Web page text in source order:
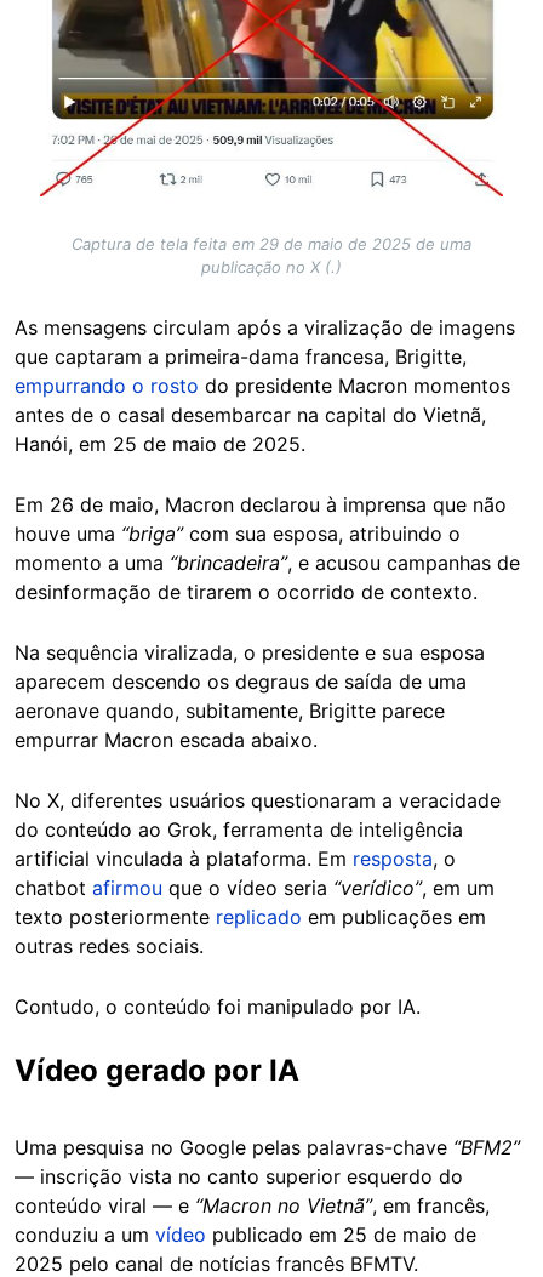
Captura de tela feita em 29 de maio de 2025 de uma
publicação no X (.)
As mensagens circulam após a viralização de imagens
que captaram a primeira-dama francesa, Brigitte,
empurrando o rosto do presidente Macron momentos
antes de o casal desembarcar na capital do Vietnã,
Hanói, em 25 de maio de 2025.
Em 26 de maio, Macron declarou à imprensa que não
houve uma “briga”com sua esposa, atribuindo o
momento a uma “brincadeira”, e acusou campanhas de
desinformação de tirarem o ocorrido de contexto.
Na sequência viralizada, o presidente e sua esposa
aparecem descendo os degraus de saída de uma
aeronave quando, subitamente, Brigitte parece
empurrar Macron escada abaixo.
No X, diferentes usuários questionaram a veracidade
do conteúdo ao Grok, ferramenta de inteligência
artificial vinculada à plataforma. Em resposta, o
chatbot afirmou que o vídeo seria “verídico”, em um
texto posteriormente replicado em publicações em
outras redes sociais.
Contudo, o conteúdo foi manipulado por IA.
Vídeo gerado por IA
Uma pesquisa no Google pelas palavras-chave “BFM2”
— inscrição vista no canto superior esquerdo do
conteúdo viral — e “Macron no Vietnã”, em francês,
conduziu a um vídeo publicado em 25 de maio de
2025 pelo canal de notícias francês BFMTV.